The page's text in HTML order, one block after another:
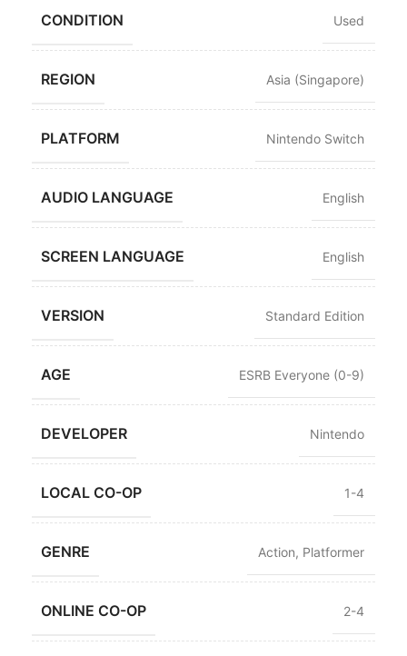
CONDITION Used
REGION Asia (Singapore)
PLATFORM Nintendo Switch
AUDIO LANGUAGE English
SCREEN LANGUAGE English
VERSION Standard Edition
AGE ESRB Everyone (0-9)
DEVELOPER Nintendo
LOCAL CO-OP 1-4
GENRE Action, Platformer
ONLINE CO-OP 2-4